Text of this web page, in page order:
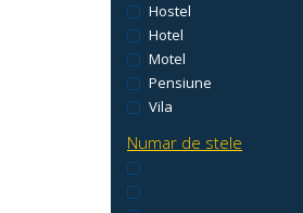
Hostel
Hotel
Motel
Pensiune
Vila
Numar de stele